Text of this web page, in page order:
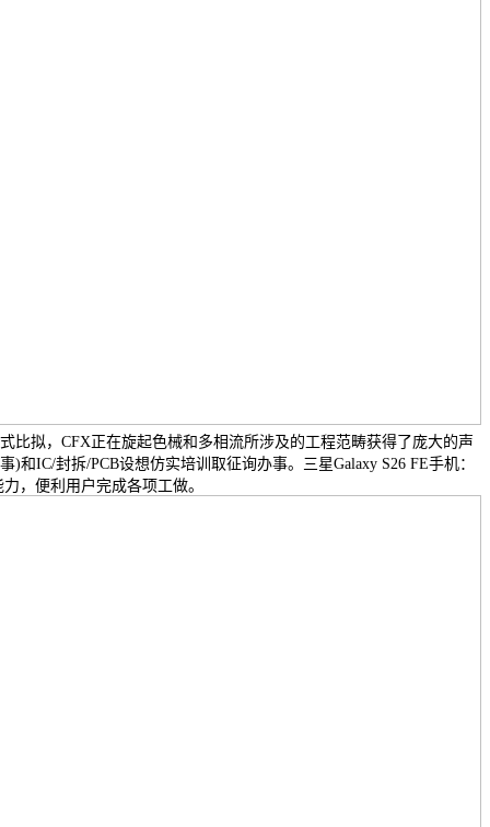
比拟，CFX正在旋起色械和多相流所涉及的工程范畴获得了庞大的声
)和IC/封拆/PCB设想仿实培训取征询办事。三星Galaxy S26 FE手机：
，便利用户完成各项工做。